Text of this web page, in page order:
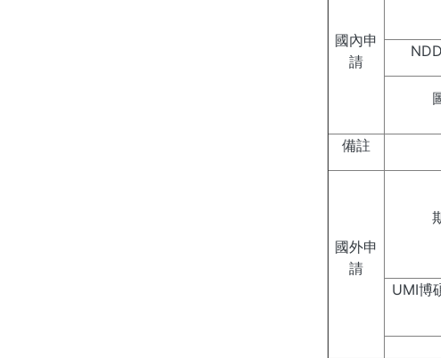
國內申
請
備註
國外申
請
UMI博